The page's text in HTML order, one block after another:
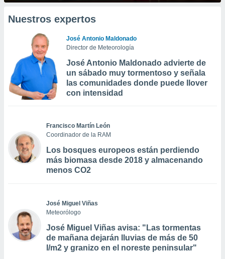
Nuestros expertos
José Antonio Maldonado
Director de Meteorología
José Antonio Maldonado advierte de
un sábado muy tormentoso y señala
las comunidades donde puede llover
con intensidad
Francisco Martín León
Coordinador de la RAM
Los bosques europeos están perdiendo
más biomasa desde 2018 y almacenando
menos CO2
José Miguel Viñas
Meteorólogo
José Miguel Viñas avisa: "Las tormentas
de mañana dejarán lluvias de más de 50
l/m2 y granizo en el noreste peninsular"